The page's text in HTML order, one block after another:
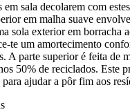
sala decolarem com
em malha suave
sola exterior em borracha
te um amortecimento
A parte superior é feita de
50% de reciclados. Este
para ajudar a pôr fim aos